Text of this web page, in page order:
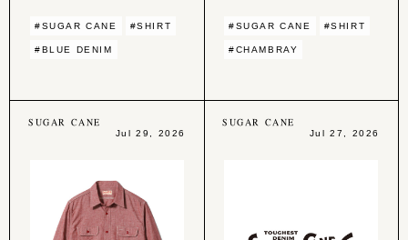
#SUGAR CANE #SHIRT
#BLUE DENIM
#SUGAR CANE #SHIRT
#CHAMBRAY
SUGAR CANE
Jul 29, 2026
SUGAR CANE
Jul 27, 2026